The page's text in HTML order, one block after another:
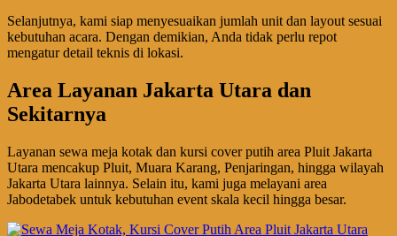
Selanjutnya, kami siap menyesuaikan jumlah unit dan layout sesuai
kebutuhan acara. Dengan demikian, Anda tidak perlu repot
mengatur detail teknis di lokasi.
Area Layanan Jakarta Utara dan
Sekitarnya
Layanan sewa meja kotak dan kursi cover putih area Pluit Jakarta
Utara mencakup Pluit, Muara Karang, Penjaringan, hingga wilayah
Jakarta Utara lainnya. Selain itu, kami juga melayani area
Jabodetabek untuk kebutuhan event skala kecil hingga besar.